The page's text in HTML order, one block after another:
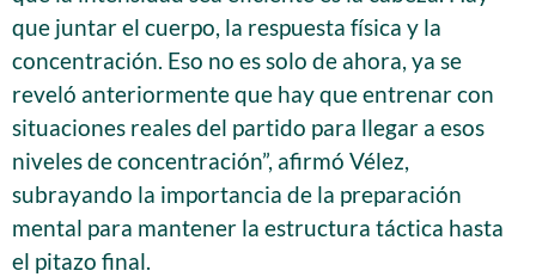
que juntar el cuerpo, la respuesta física y la
concentración. Eso no es solo de ahora, ya se
reveló anteriormente que hay que entrenar con
situaciones reales del partido para llegar a esos
niveles de concentración”, afirmó Vélez,
subrayando la importancia de la preparación
mental para mantener la estructura táctica hasta
el pitazo final.